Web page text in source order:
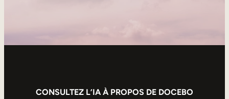
CONSULTEZ L’IA À PROPOS DE DOCEBO